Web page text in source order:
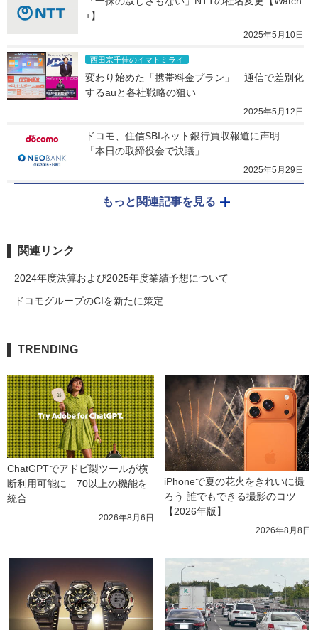
+】
2025年5月10日
西田宗千佳のイマトミライ
変わり始めた「携帯料金プラン」　通信で差別化
するauと各社戦略の狙い
2025年5月12日
ドコモ、住信SBIネット銀行買収報道に声明
「本日の取締役会で決議」
2025年5月29日
もっと関連記事を見る
関連リンク
2024年度決算および2025年度業績予想について
ドコモグループのCIを新たに策定
TRENDING
ChatGPTでアドビ製ツールが横
断利用可能に　70以上の機能を
統合
2026年8月6日
iPhoneで夏の花火をきれいに撮
ろう 誰でもできる撮影のコツ
【2026年版】
2026年8月8日